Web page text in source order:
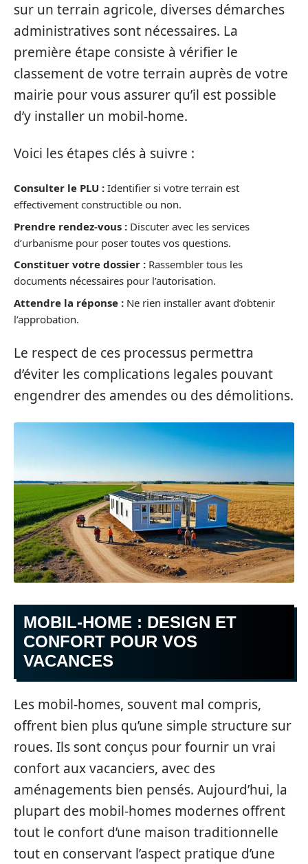
sur un terrain agricole, diverses démarches
administratives sont nécessaires. La
première étape consiste à vérifier le
classement de votre terrain auprès de votre
mairie pour vous assurer qu’il est possible
d’y installer un mobil-home.
Voici les étapes clés à suivre :
Consulter le PLU : Identifier si votre terrain est
effectivement constructible ou non.
Prendre rendez-vous : Discuter avec les services
d’urbanisme pour poser toutes vos questions.
Constituer votre dossier : Rassembler tous les
documents nécessaires pour l’autorisation.
Attendre la réponse : Ne rien installer avant d’obtenir
l’approbation.
Le respect de ces processus permettra
d’éviter les complications legales pouvant
engendrer des amendes ou des démolitions.
MOBIL-HOME : DESIGN ET
CONFORT POUR VOS
VACANCES
Les mobil-homes, souvent mal compris,
offrent bien plus qu’une simple structure sur
roues. Ils sont conçus pour fournir un vrai
confort aux vacanciers, avec des
aménagements bien pensés. Aujourd’hui, la
plupart des mobil-homes modernes offrent
tout le confort d’une maison traditionnelle
tout en conservant l’aspect pratique d’une